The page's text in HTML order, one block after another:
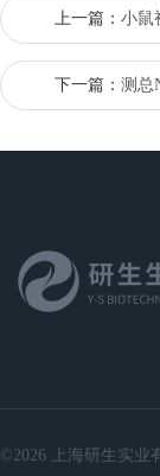
上一篇： 小鼠
下一篇： 测总
©2026 上海研生实业